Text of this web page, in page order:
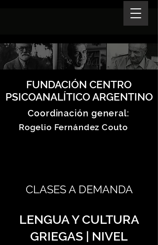
FUNDACIÓN CENTRO
PSICOANALÍTICO ARGENTINO
Coordinación general:
Rogelio Fernández Couto
CLASES A DEMANDA
LENGUA Y CULTURA
GRIEGAS | NIVEL